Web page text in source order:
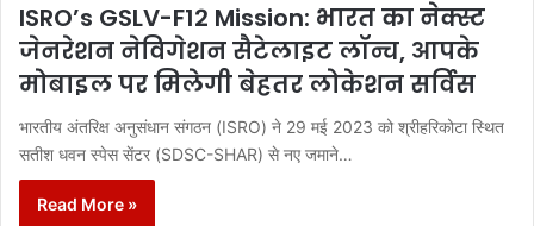
ISRO’s GSLV-F12 Mission: भारत का नेक्स्ट
जेनरेशन नेविगेशन सैटेलाइट लॉन्च, आपके
मोबाइल पर मिलेगी बेहतर लोकेशन सर्विस
भारतीय अंतरिक्ष अनुसंधान संगठन (ISRO) ने 29 मई 2023 को श्रीहरिकोटा स्थित
सतीश धवन स्पेस सेंटर (SDSC-SHAR) से नए जमाने…
Read More »